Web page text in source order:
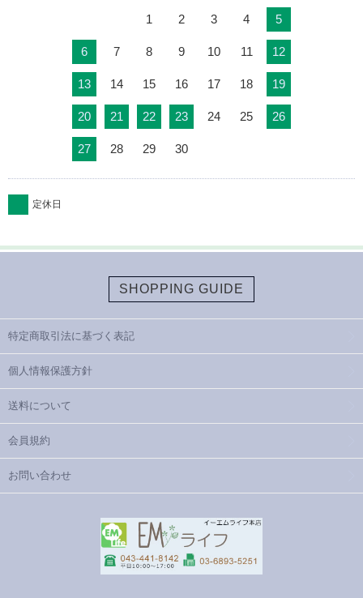
1
2 3 4 5
6 7 8 9 10 11 12
13 14 15 16 17 18 19
20 21 22 23 24 25 26
27 28 29 30
定休日
SHOPPING GUIDE
特定商取引法に基づく表記
個人情報保護方針
送料について
会員規約
お問い合わせ